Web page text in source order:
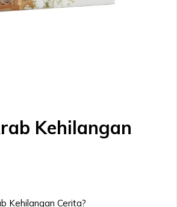
Kehilangan
Kehilangan Cerita?